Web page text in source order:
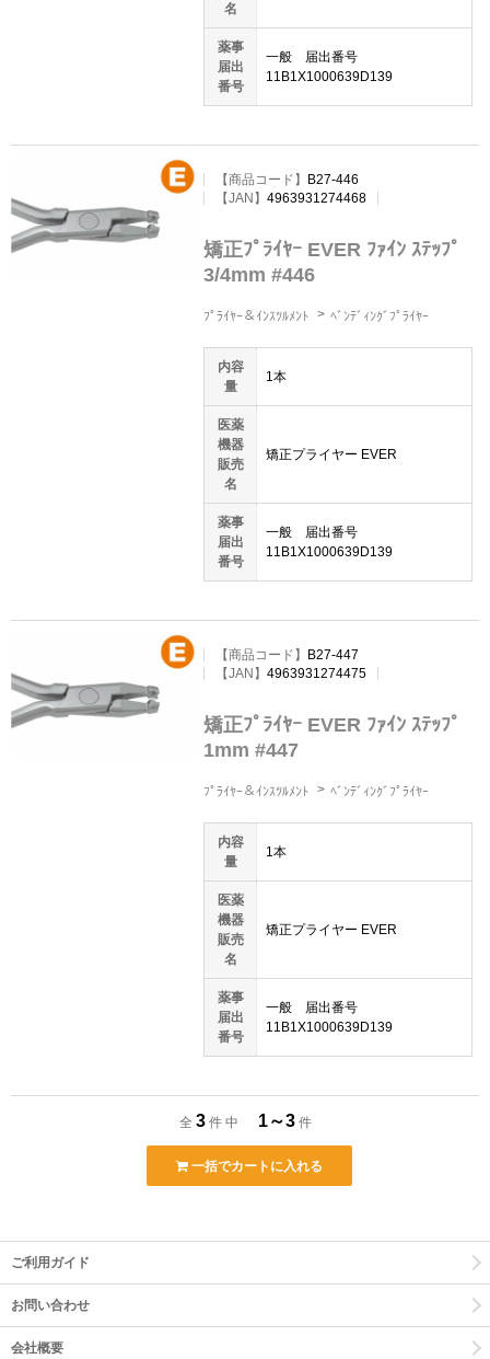
名
薬事
届出
番号
一般 届出番号
11B1X1000639D139
【商品コード】
B27-446
【JAN】4963931274468
矯正ﾌﾟﾗｲﾔｰ EVER ﾌｧｲﾝ ｽﾃｯﾌﾟ
3/4mm #446
ﾌﾟﾗｲﾔｰ＆ｲﾝｽﾂﾙﾒﾝﾄ ﾍﾞﾝﾃﾞｨﾝｸﾞﾌﾟﾗｲﾔｰ
内容
量
1本
医薬
機器
販売
名
矯正プライヤー EVER
薬事
届出
番号
一般 届出番号
11B1X1000639D139
【商品コード】
B27-447
【JAN】4963931274475
矯正ﾌﾟﾗｲﾔｰ EVER ﾌｧｲﾝ ｽﾃｯﾌﾟ
1mm #447
ﾌﾟﾗｲﾔｰ＆ｲﾝｽﾂﾙﾒﾝﾄ ﾍﾞﾝﾃﾞｨﾝｸﾞﾌﾟﾗｲﾔｰ
内容
量
1本
医薬
機器
販売
名
矯正プライヤー EVER
薬事
届出
番号
一般 届出番号
11B1X1000639D139
全 3 件 中 1～3 件
一括でカートに入れる
ご利用ガイド
お問い合わせ
会社概要